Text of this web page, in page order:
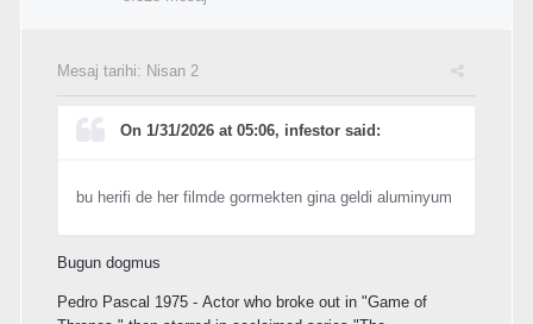
Mesaj tarihi: Nisan 2
On 1/31/2026 at 05:06, infestor said:
bu herifi de her filmde gormekten gina geldi aluminyum
Bugun dogmus
Pedro Pascal 1975 - Actor who broke out in "Game of